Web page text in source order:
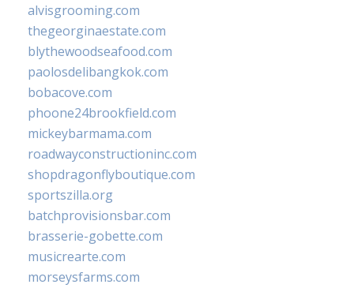
alvisgrooming.com
thegeorginaestate.com
blythewoodseafood.com
paolosdelibangkok.com
bobacove.com
phoone24brookfield.com
mickeybarmama.com
roadwayconstructioninc.com
shopdragonflyboutique.com
sportszilla.org
batchprovisionsbar.com
brasserie-gobette.com
musicrearte.com
morseysfarms.com